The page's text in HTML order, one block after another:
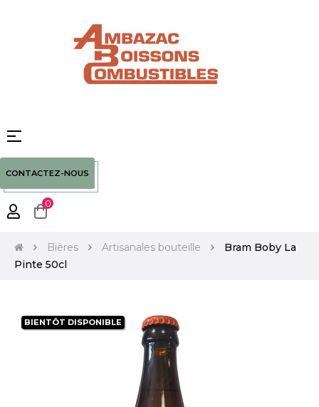
Basculer
☰
CONTACTEZ-NOUS
0
Bières Artisanales bouteille
Bram Boby La
Pinte 50cl
BIENTÔT DISPONIBLE